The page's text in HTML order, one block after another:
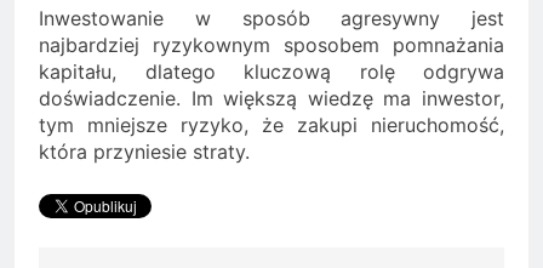
Inwestowanie w sposób agresywny jest
najbardziej ryzykownym sposobem pomnażania
kapitału, dlatego kluczową rolę odgrywa
doświadczenie. Im większą wiedzę ma inwestor,
tym mniejsze ryzyko, że zakupi nieruchomość,
która przyniesie straty.